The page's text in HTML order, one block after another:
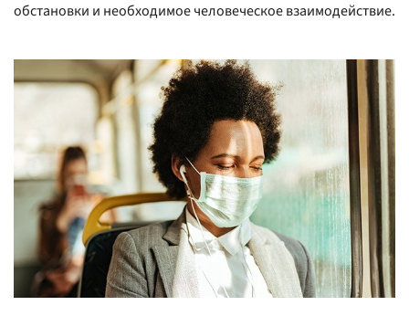
обстановки и необходимое человеческое взаимодействие.